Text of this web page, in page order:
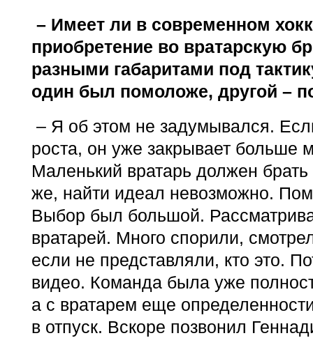
– Имеет ли в современном
приобретение во вратарскую
разными габаритами под
один был помоложе, другой –
– Я об этом не задумывался.
роста, он уже закрывает больше
Маленький вратарь должен
же, найти идеал невозможно.
Выбор был большой.
вратарей. Много спорили,
если не представляли, кто это.
видео. Команда была уже
а с вратарем еще
в отпуск. Вскоре позвонил